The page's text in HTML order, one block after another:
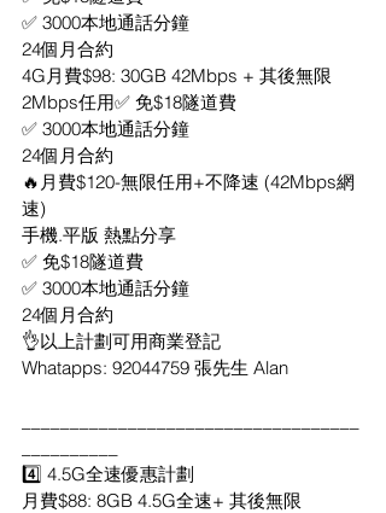
✅ 3000本地通話分鐘
24個月合約
4G月費$98: 30GB 42Mbps + 其後無限
2Mbps任用✅ 免$18隧道費
✅ 3000本地通話分鐘
24個月合約
🔥月費$120-無限任用+不降速 (42Mbps網
速)
手機.平版 熱點分享
✅ 免$18隧道費
✅ 3000本地通話分鐘
24個月合約
👌以上計劃可用商業登記
Whatapps: 92044759 張先生 Alan
4️⃣ 4.5G全速優惠計劃
月費$88: 8GB 4.5G全速+ 其後無限